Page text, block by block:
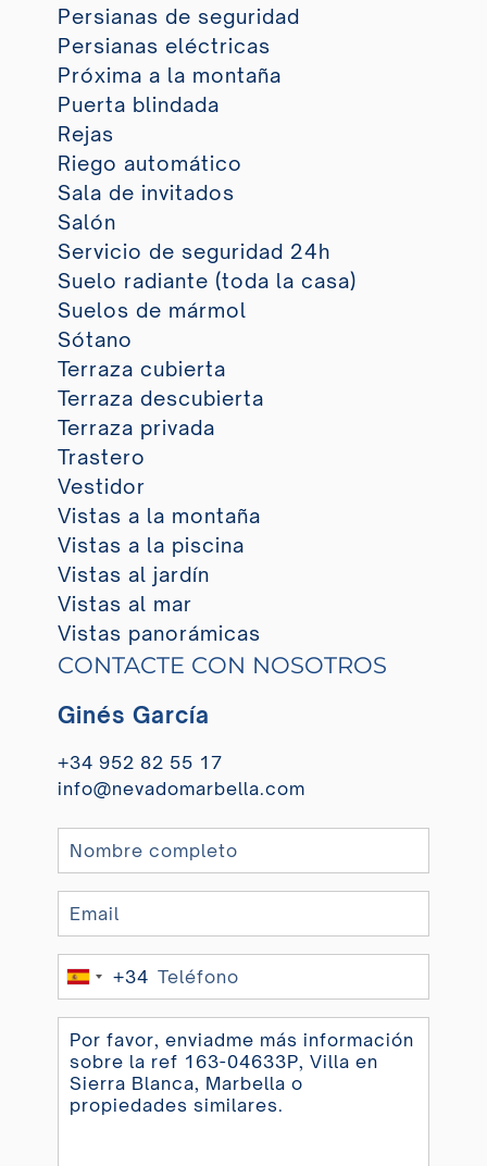
Persianas de seguridad
Persianas eléctricas
Próxima a la montaña
Puerta blindada
Rejas
Riego automático
Sala de invitados
Salón
Servicio de seguridad 24h
Suelo radiante (toda la casa)
Suelos de mármol
Sótano
Terraza cubierta
Terraza descubierta
Terraza privada
Trastero
Vestidor
Vistas a la montaña
Vistas a la piscina
Vistas al jardín
Vistas al mar
Vistas panorámicas
CONTACTE CON NOSOTROS
Ginés García
+34 952 82 55 17
info@nevadomarbella.com
Spain+34